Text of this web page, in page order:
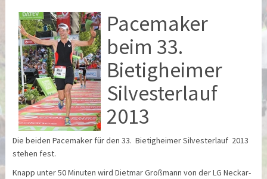
Pacemaker
beim 33.
Bietigheimer
Silvesterlauf
2013
Die beiden Pacemaker für den 33. Bietigheimer Silvesterlauf 2013
stehen fest.
Knapp unter 50 Minuten wird Dietmar Großmann von der LG Neckar-